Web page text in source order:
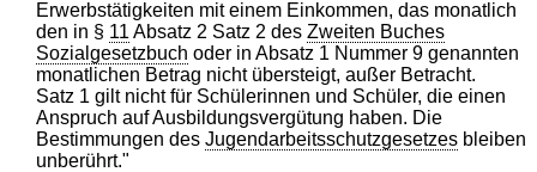
Erwerbstätigkeiten mit einem Einkommen, das monatlich
den in § 11 Absatz 2 Satz 2 desZweiten Buches
Sozialgesetzbuch oder in Absatz 1 Nummer 9 genannten
monatlichen Betrag nicht übersteigt, außer Betracht.
Satz 1 gilt nicht für Schülerinnen und Schüler, die einen
Anspruch auf Ausbildungsvergütung haben. Die
Bestimmungen desJugendarbeitsschutzgesetzes bleiben
unberührt."